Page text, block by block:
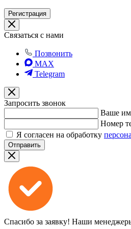
Регистрация
Связаться с нами
Позвонить
MAX
Telegram
Запросить звонок
Ваше
Номер
Я согласен на обработку
Отправить
Спасибо за заявку! Наши